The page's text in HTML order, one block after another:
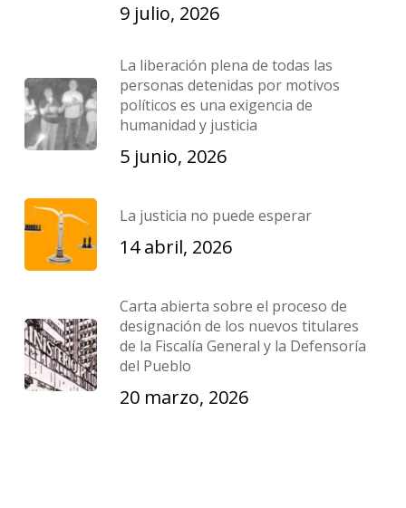
9 julio, 2026
La liberación plena de todas las
personas detenidas por motivos
políticos es una exigencia de
humanidad y justicia
5 junio, 2026
La justicia no puede esperar
14 abril, 2026
Carta abierta sobre el proceso de
designación de los nuevos titulares
de la Fiscalía General y la Defensoría
del Pueblo
20 marzo, 2026